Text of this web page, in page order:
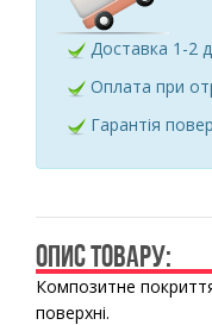
Доставка 1-2
Оплата при
Гарантія
ОПИС ТОВАРУ:
Композитне
поверхні.